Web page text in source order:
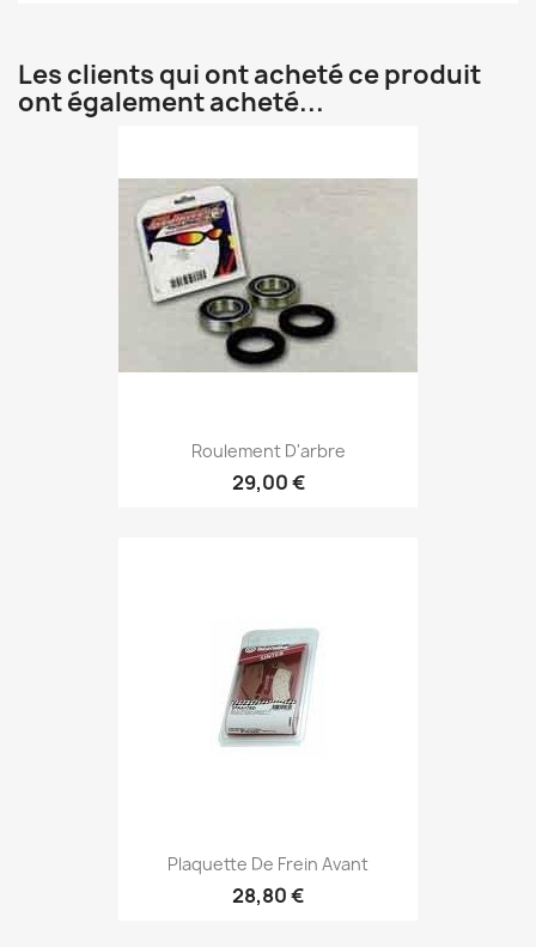
Les clients qui ont acheté ce produit
ont également acheté...
Roulement D'arbre
29,00 €
Plaquette De Frein Avant
28,80 €